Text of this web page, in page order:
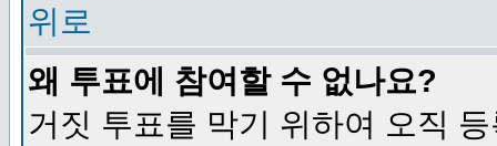
위로
왜 투표에 참여할 수 없나요?
거짓 투표를 막기 위하여 오직